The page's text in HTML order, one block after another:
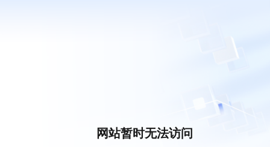
网站暂时无法访问